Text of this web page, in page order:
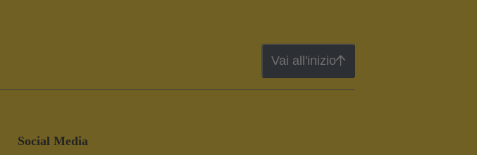
Vai all'inizio
Social Media